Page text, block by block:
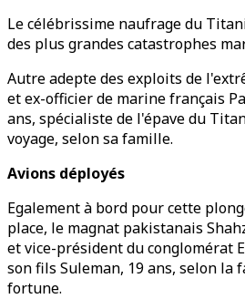
Le célébrissime naufrage du
des plus grandes catastrophes
Autre adepte des exploits de
et ex-officier de marine français
ans, spécialiste de l'épave du
voyage, selon sa famille.
Avions déployés
Egalement à bord pour cette
place, le magnat pakistanais
et vice-président du conglomérat
son fils Suleman, 19 ans, selon la
fortune.